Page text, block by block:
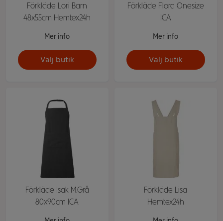
Förkläde Lori Barn
48x55cm Hemtex24h
Mer info
Välj butik
Förkläde Flora Onesize
ICA
Mer info
Välj butik
Förkläde Isak M.Grå
80x90cm ICA
Förkläde Lisa
Hemtex24h